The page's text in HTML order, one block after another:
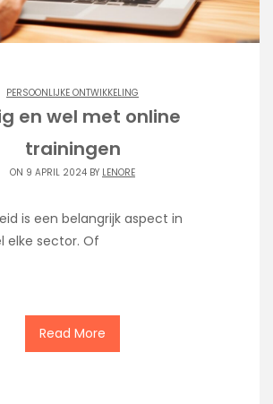
PERSOONLIJKE ONTWIKKELING
en wel met online
trainingen
ON 9 APRIL 2024 BY LENORE
is een belangrijk aspect in
elke sector. Of
Read More